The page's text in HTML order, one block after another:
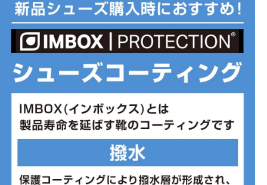
※こちらの商品は店頭と在庫を共有しているためパッケージの一部
破損や試着による若干の汚損がある場合がございます。初期不良以
外、上記の理由による返品交換は致しかねます。予めご了承いただ
けますようよろしくお願いします。
※こちらの商品は店頭と在庫を共有しているためパッケージの一部
破損や試着による若干の汚損がある場合がございます。初期不良以
外、上記の理由による返品交換は致しかねます。予めご了承いただ
けますようよろしくお願いします。